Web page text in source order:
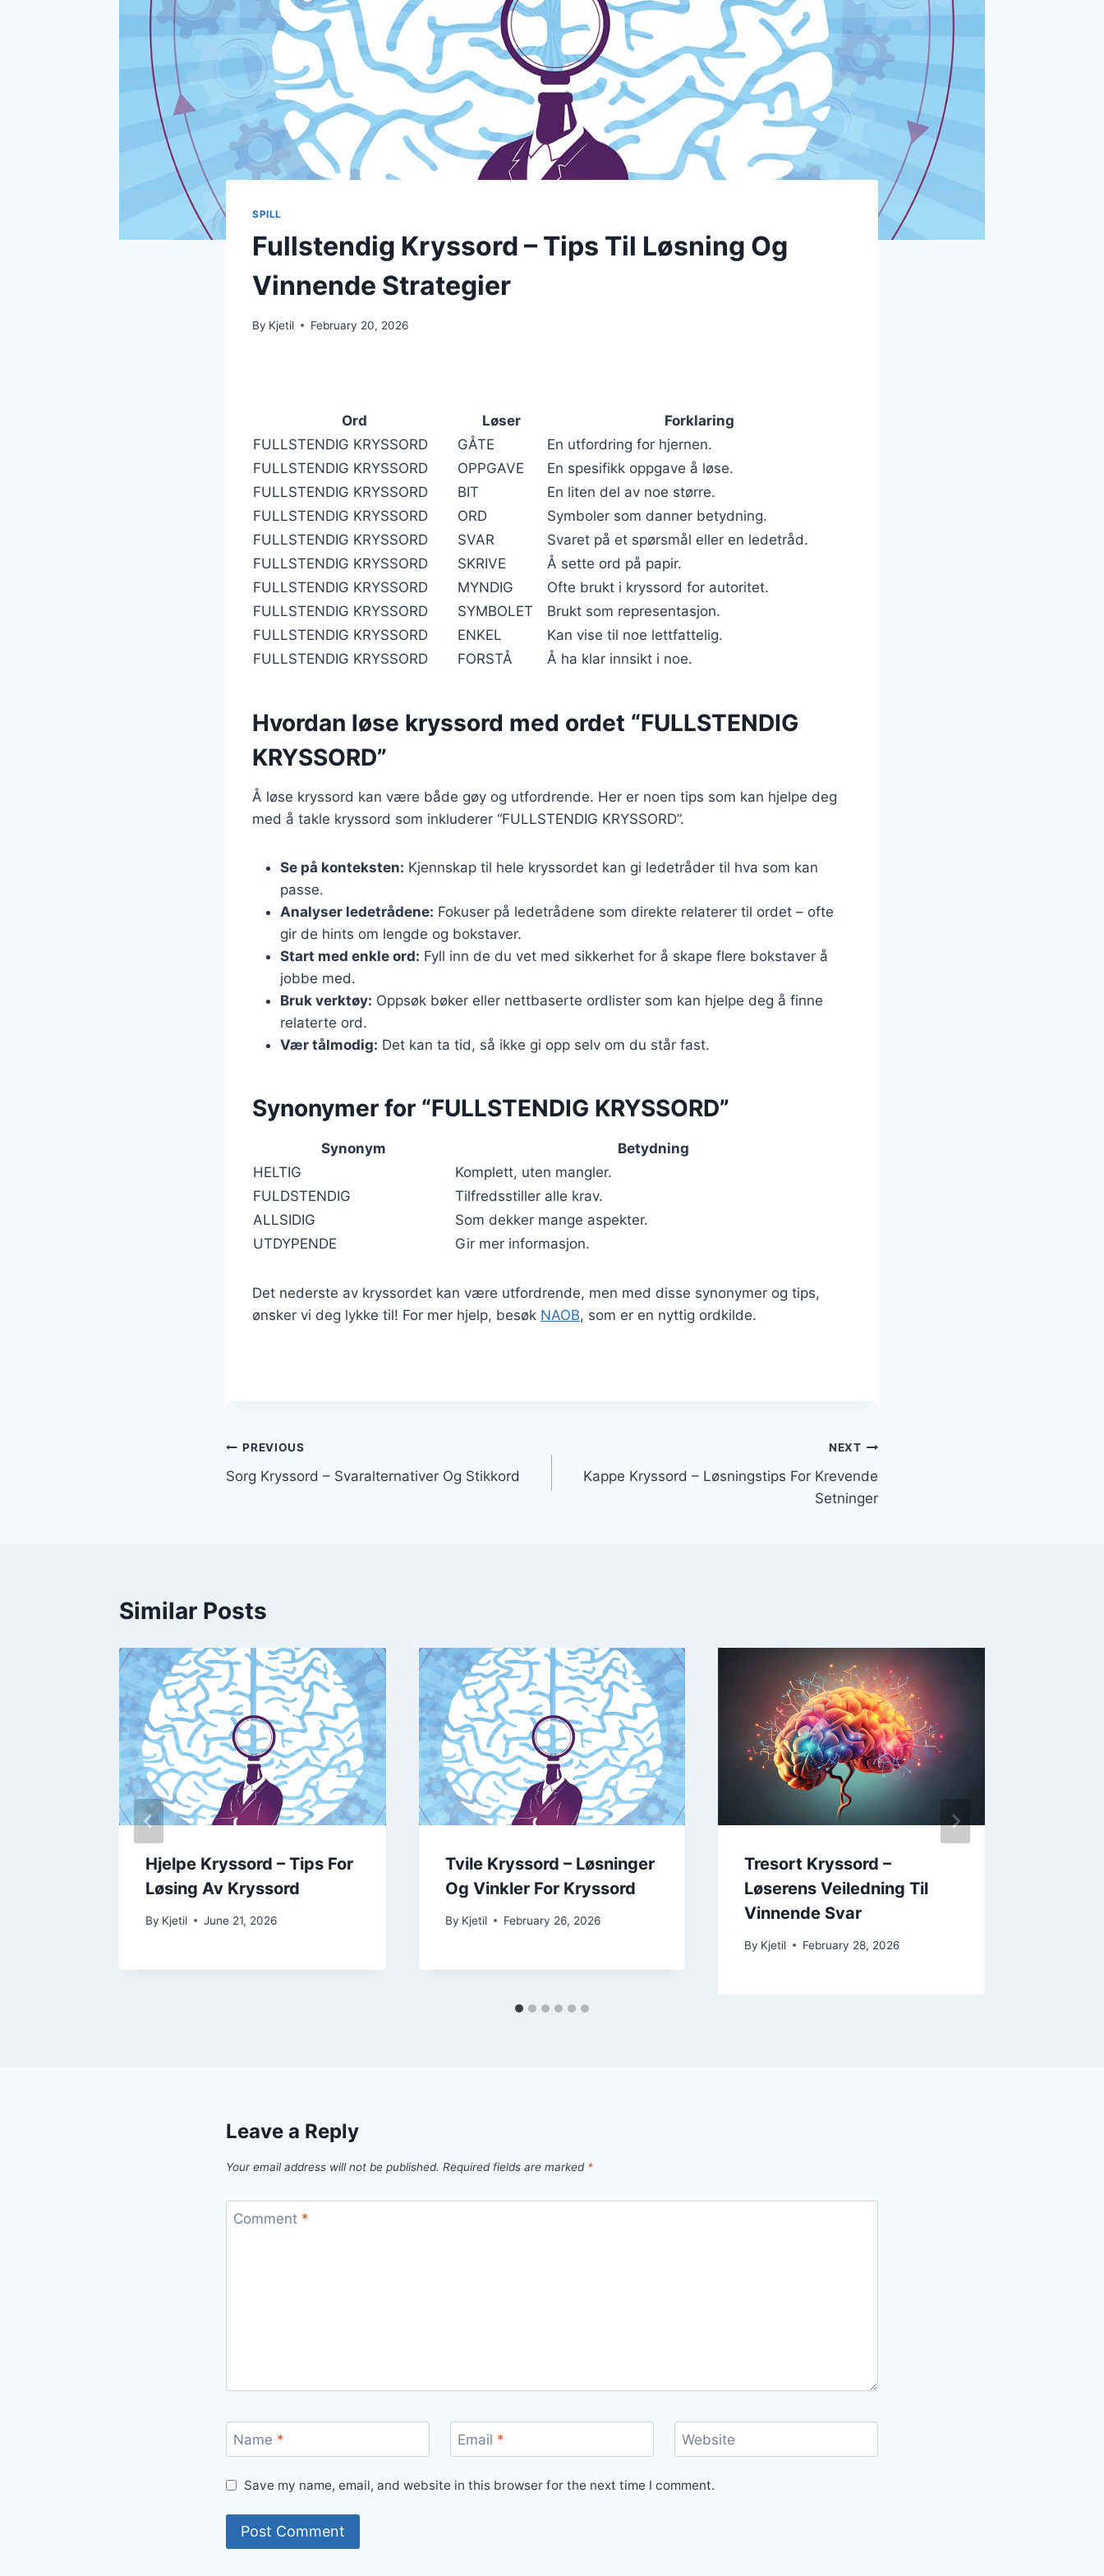
SPILL
Fullstendig Kryssord – Tips Til Løsning Og
Vinnende Strategier
By Kjetil February 20, 2026
Ord Løser
Forklaring
FULLSTENDIG KRYSSORD
GÅTE
En utfordring for hjernen.
FULLSTENDIG KRYSSORD
OPPGAVE
En spesifikk oppgave å løse.
FULLSTENDIG KRYSSORD
BIT
En liten del av noe større.
FULLSTENDIG KRYSSORD
ORD
Symboler som danner betydning.
FULLSTENDIG KRYSSORD
SVAR
Svaret på et spørsmål eller en ledetråd.
FULLSTENDIG KRYSSORD
SKRIVE
Å sette ord på papir.
FULLSTENDIG KRYSSORD
MYNDIG
Ofte brukt i kryssord for autoritet.
FULLSTENDIG KRYSSORD
SYMBOLET
Brukt som representasjon.
FULLSTENDIG KRYSSORD
ENKEL
Kan vise til noe lettfattelig.
FULLSTENDIG KRYSSORD
FORSTÅ Å ha klar innsikt i noe.
Hvordan løse kryssord med ordet “FULLSTENDIG
KRYSSORD”
Å løse kryssord kan være både gøy og utfordrende. Her er noen tips som kan hjelpe deg
med å takle kryssord som inkluderer “FULLSTENDIG KRYSSORD”.
Se på konteksten: Kjennskap til hele kryssordet kan gi ledetråder til hva som kan
passe.
Analyser ledetrådene: Fokuser på ledetrådene som direkte relaterer til ordet – ofte
gir de hints om lengde og bokstaver.
Start med enkle ord: Fyll inn de du vet med sikkerhet for å skape flere bokstaver å
jobbe med.
Bruk verktøy: Oppsøk bøker eller nettbaserte ordlister som kan hjelpe deg å finne
relaterte ord.
Vær tålmodig: Det kan ta tid, så ikke gi opp selv om du står fast.
Synonymer for “FULLSTENDIG KRYSSORD”
Synonym
Betydning
HELTIG
Komplett, uten mangler.
FULDSTENDIG
Tilfredsstiller alle krav.
ALLSIDIG
Som dekker mange aspekter.
UTDYPENDE
Gir mer informasjon.
Det nederste av kryssordet kan være utfordrende, men med disse synonymer og tips,
ønsker vi deg lykke til! For mer hjelp, besøk NAOB, som er en nyttig ordkilde.
Post
navigation
PREVIOUS
Sorg Kryssord – Svaralternativer Og Stikkord
NEXT
Kappe Kryssord – Løsningstips For Krevende
Setninger
Similar Posts
Hjelpe Kryssord – Tips For
Løsing Av Kryssord
By Kjetil June 21, 2026
Tvile Kryssord – Løsninger
Og Vinkler For Kryssord
By Kjetil February 26, 2026
Tresort Kryssord –
Løserens Veiledning Til
Vinnende Svar
By Kjetil February 28, 2026
Leave a Reply
Your email address will not be published. Required fields are marked *
Comment *
Name * Email * Website
Save my name, email, and website in this browser for the next time I comment.